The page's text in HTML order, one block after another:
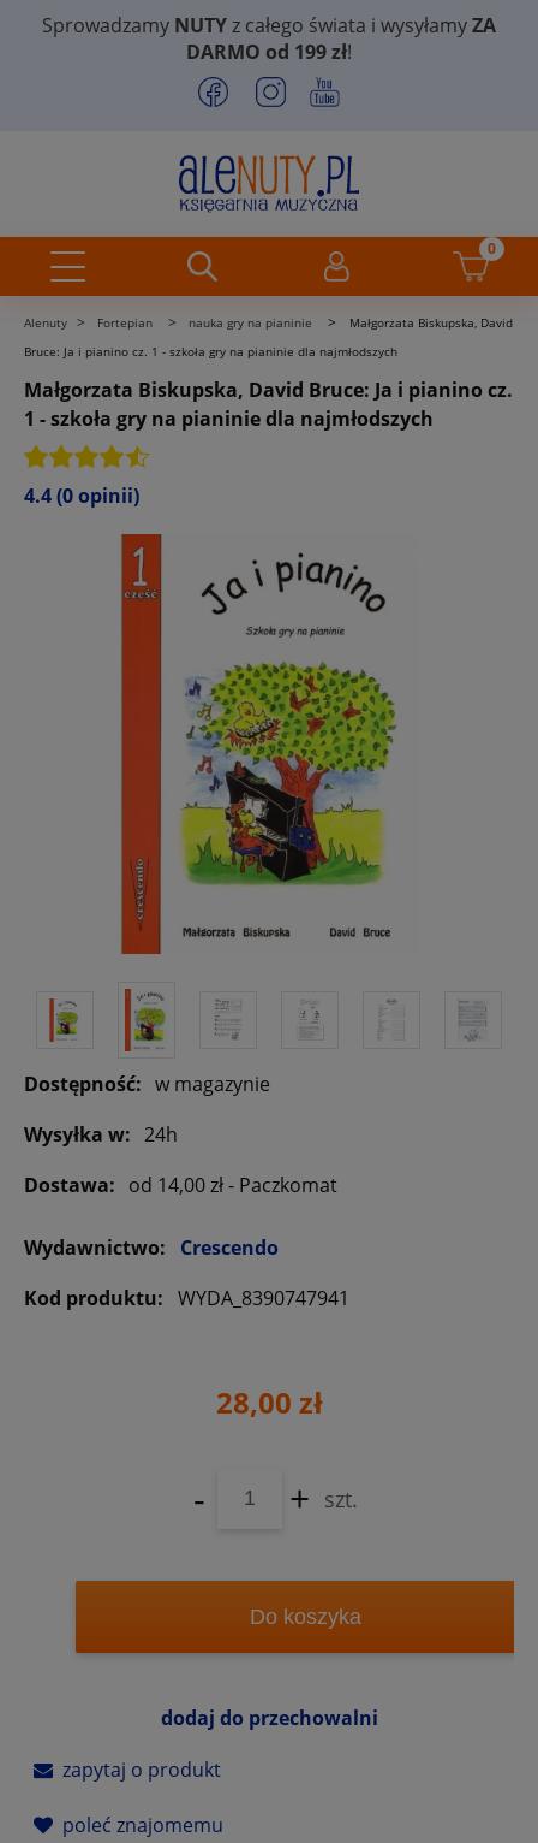
Sprowadzamy NUTYz całego świata i wysyłamyZA
DARMO od 199 zł!
Alenuty > Fortepian > nauka gry na pianinie >
Małgorzata Biskupska, David
Bruce: Ja i pianino cz. 1 - szkoła gry na pianinie dla najmłodszych
Małgorzata Biskupska, David Bruce: Ja i pianino cz.
1 - szkoła gry na pianinie dla najmłodszych
4.4(0 opinii)
Dostępność: w magazynie
Wysyłka w: 24h
Dostawa: od 14,00 zł- Paczkomat
Wydawnictwo:
Crescendo
Kod produktu: WYDA_8390747941
28,00 zł
- + szt.
Do koszyka
dodaj do przechowalni
zapytaj o produkt
poleć znajomemu